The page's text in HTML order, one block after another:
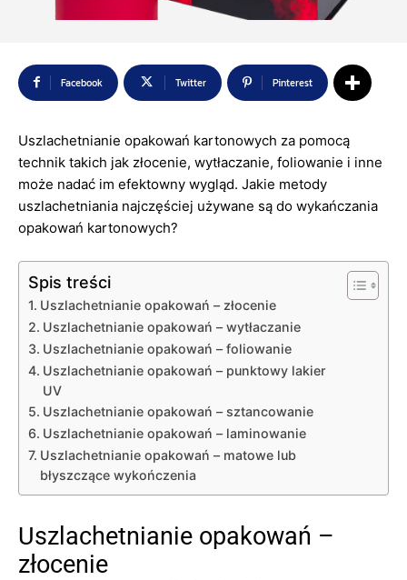
Facebook Twitter Pinterest
Uszlachetnianie opakowań kartonowych za pomocą
technik takich jak złocenie, wytłaczanie, foliowanie i inne
może nadać im efektowny wygląd. Jakie metody
uszlachetniania najczęściej używane są do wykańczania
opakowań kartonowych?
Spis treści
Uszlachetnianie opakowań – złocenie
Uszlachetnianie opakowań – wytłaczanie
Uszlachetnianie opakowań – foliowanie
Uszlachetnianie opakowań – punktowy lakier
UV
Uszlachetnianie opakowań – sztancowanie
Uszlachetnianie opakowań – laminowanie
Uszlachetnianie opakowań – matowe lub
błyszczące wykończenia
Uszlachetnianie opakowań –
złocenie